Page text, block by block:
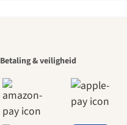
Betaling & veiligheid